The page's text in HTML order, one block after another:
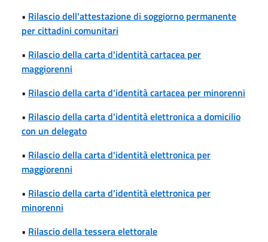
• Rilascio dell'attestazione di soggiorno permanente
per cittadini comunitari
• Rilascio della carta d'identità cartacea per
maggiorenni
• Rilascio della carta d'identità cartacea per minorenni
• Rilascio della carta d'identità elettronica a domicilio
con un delegato
• Rilascio della carta d'identità elettronica per
maggiorenni
• Rilascio della carta d'identità elettronica per
minorenni
• Rilascio della tessera elettorale